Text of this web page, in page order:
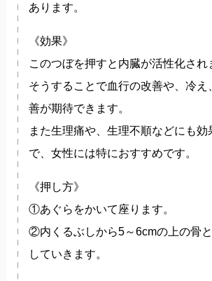
あります。
《効果》
このつぼを押すと内臓が活性化され
そうすることで血行の改善や、冷え
善が期待できます。
また生理痛や、生理不順などにも効
で、女性には特におすすめです。
《押し方》
①あぐらをかいて座ります。
②内くるぶしから5～6cmの上の骨
していきます。